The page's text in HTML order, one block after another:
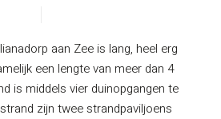
aan Zee is lang, heel erg
een lengte van meer dan 4
is middels vier duinopgangen te
zijn twee strandpaviljoens